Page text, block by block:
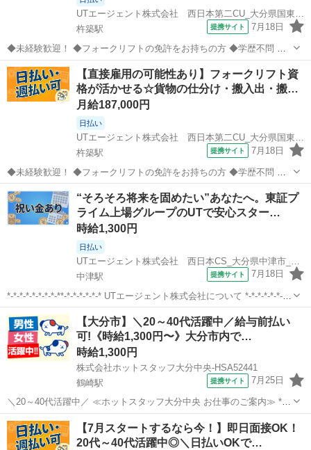
UTエージェント株式会社 西日本第二CU_大分県国東市_フォークリフト・クレーン
杵築駅
提携サイト 7月18日
◆未経験歓迎！ ◆フォークリフトの免許をお持ちの方 ◆学歴不問 ☆
貨物の仕分け・搬入出・搬送の経験者歓迎☆ ◎若手男女活躍中！ 《履
歴書不要☆オンライン面接OK》 家にいながらスマホですぐにWEB面
談ができる！履歴書・志...
大分 国東市 杵築駅 倉庫
【直接雇用の可能性あり】フォークリフト資
格が活かせる☆貨物の仕分け・搬入出・搬…
月給187,000円
日払い
UTエージェント株式会社 西日本第二CU_大分県国東市_フォークリフト・クレーン
杵築駅
提携サイト 7月18日
◆未経験歓迎！ ◆フォークリフトの免許をお持ちの方 ◆学歴不問 ☆
貨物の仕分け・搬入出・搬送の経験者歓迎☆ ◎若手男女活躍中！ 《履
歴書不要☆オンライン面接OK》 家にいながらスマホですぐにWEB面
談ができる！履歴書・志...
大分 国東市 杵築駅 倉庫
“そろそろ将来を固めたい”あなたへ。東証プ
ライム上場グループのUTで安心スター…
時給1,300円
日払い
中津駅
提携サイト 7月18日
*-*-*-*-*-*-*-*-**-*-*-*-*-*-* UTエージェント株式会社について *-*-*-*-*-*-*-
*-**-*-*-*-*-*-* 当社は「無期雇用派遣」を行っている会社です。 採用決
定後はUTエー...
大分 中津市 中津駅
【大分市】＼20～40代活躍中／給与前払い
可!《時給1,300円〜》大分市内で…
時給1,300円
株式会社ホットスタッフ大分中央-HSA52441
鶴崎駅
提携サイト 7月25日
＼20～40代活躍中／ ≪ホットスタッフ大分中央 お仕事のご案内≫ *
—————おすすめPOINT—————* ◇高時給1,300円以上 ◇未経験
歓迎・無資格歓迎 ◇土日祝休み&残業なし ◇フラットで働きやすい職
場 ◇夏場...
大分 大分市 鶴崎駅 倉庫
【7月スタートするなら今！】即日面接OK！
20代～40代活躍中◎＼日払いOKで…